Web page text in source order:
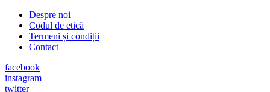
Despre noi
Codul de etică
Termeni și condiții
Contact
facebook
instagram
twitter